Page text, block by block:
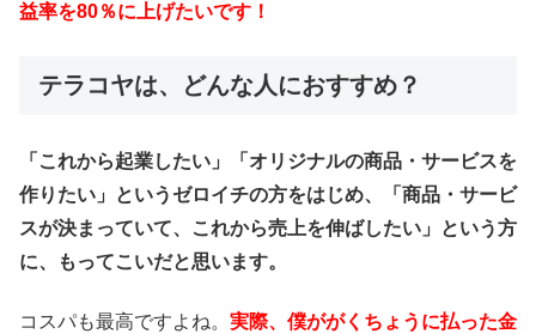
益率を80％に上げたいです！
テラコヤは、どんな人におすすめ？
「これから起業したい」「オリジナルの商品・サービスを
作りたい」というゼロイチの方をはじめ、「商品・サービ
スが決まっていて、これから売上を伸ばしたい」という方
に、もってこいだと思います。
コスパも最高ですよね。 実際、僕ががくちょうに払った金